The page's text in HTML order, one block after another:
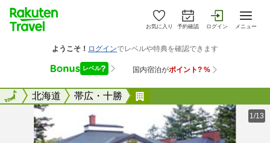
お気に入り 予約確認 ログイン メニュー
全国北海道 帯広・十勝
全国
1/13